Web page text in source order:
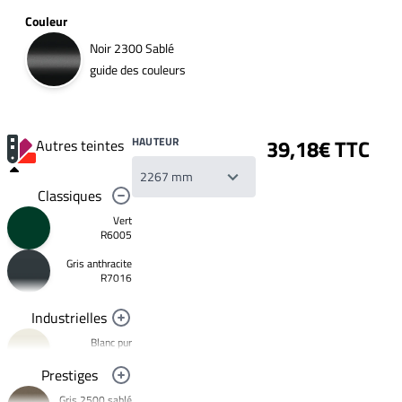
Couleur
Noir 2300 Sablé
guide des couleurs
Autres teintes
Classiques
Vert
R6005
Gris anthracite
R7016
Industrielles
Blanc pur
Noir foncé
Prestiges
HAUTEUR 39,18€ TTC
Votre
liste
souhaits
Un
produit
Créer